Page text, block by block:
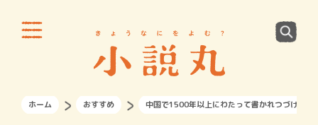
ホーム おすすめ 中国で1500年以上にわたって書かれつづけた